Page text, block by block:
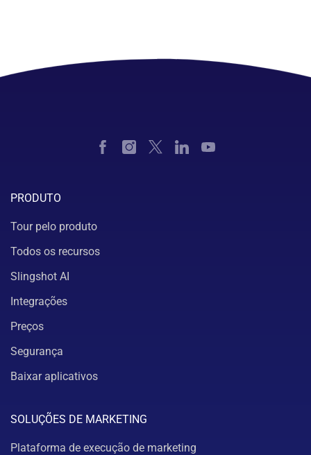
PRODUTO
Tour pelo produto
Todos os recursos
Slingshot AI
Integrações
Preços
Segurança
Baixar aplicativos
SOLUÇÕES DE MARKETING
Plataforma de execução de marketing